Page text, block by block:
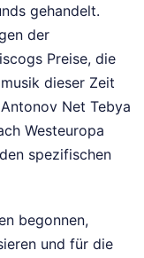
gehandelt.
der
Preise, die
dieser Zeit
Net Tebya
Westeuropa
spezifischen
begonnen,
und für die